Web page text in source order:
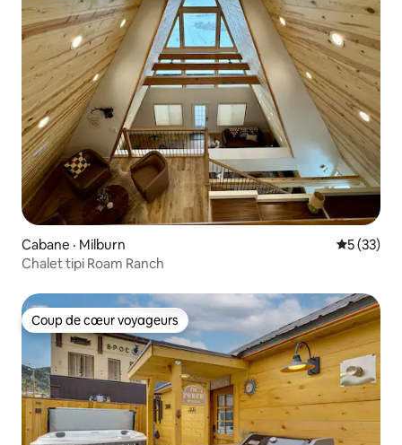
Cabane · Milburn Note
5 (33)
Chalet tipi Roam Ranch
Coup de cœur voyageurs
Coup de cœur voyageurs